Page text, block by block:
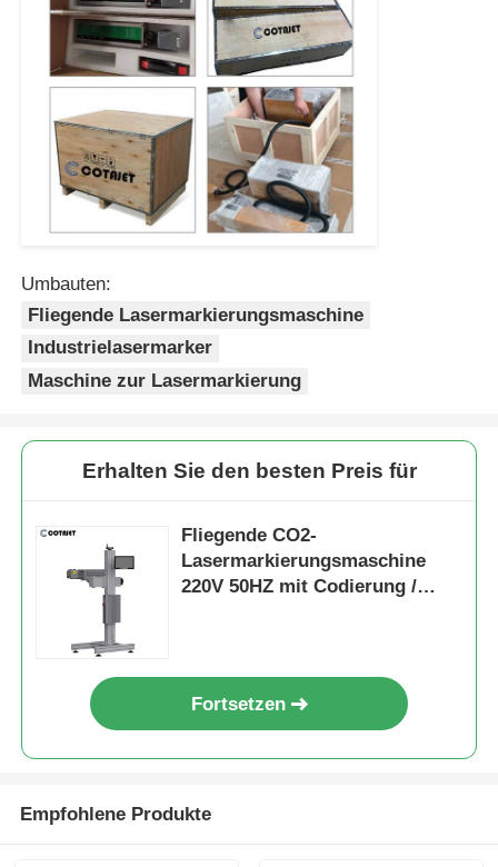
Umbauten:
Fliegende Lasermarkierungsmaschine
Industrielasermarker
Maschine zur Lasermarkierung
Erhalten Sie den besten Preis für
Fliegende CO2-
Lasermarkierungsmaschine
220V 50HZ mit Codierung /
Fortsetzen
Empfohlene Produkte